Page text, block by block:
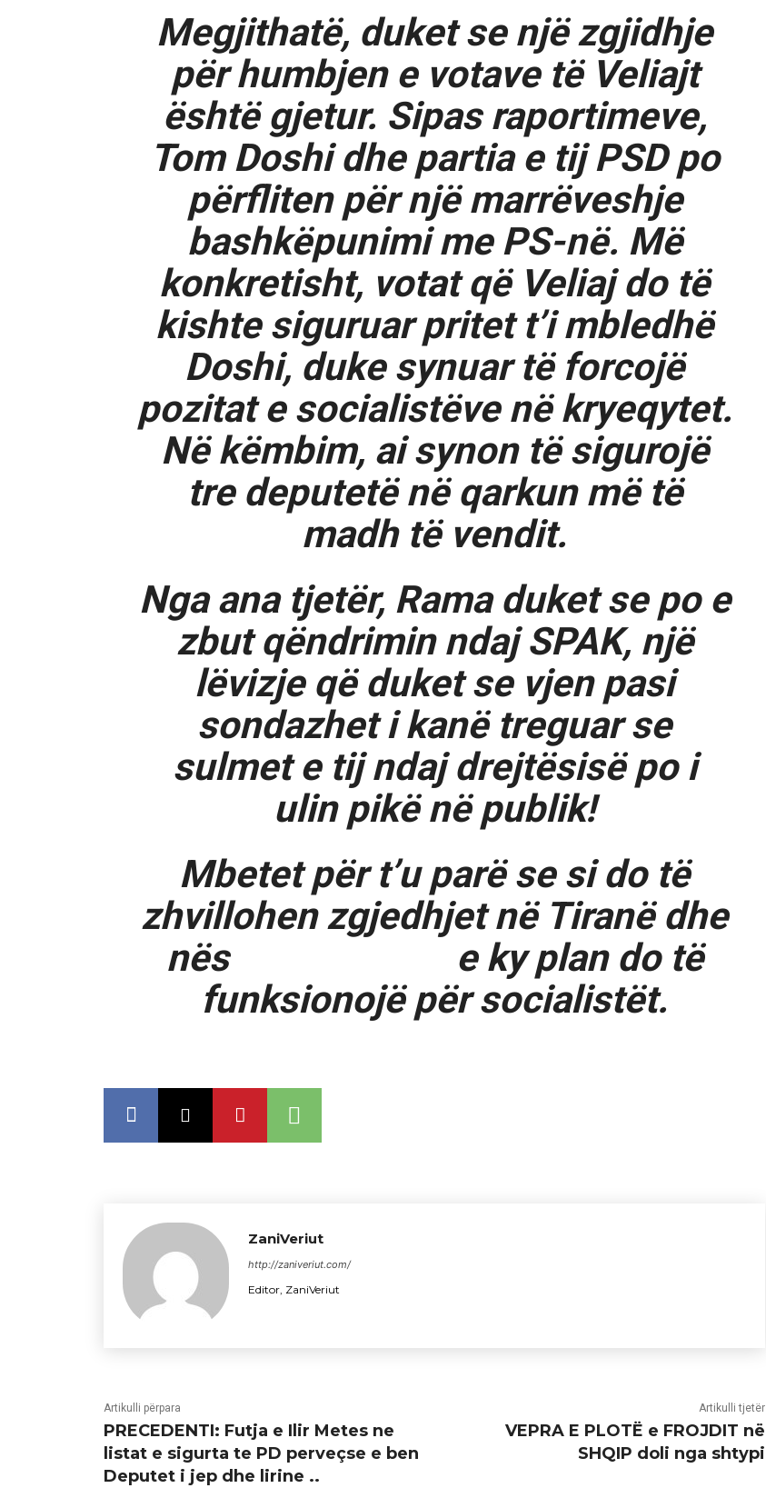
Megjithatë, duket se një zgjidhje
për humbjen e votave të Veliajt
është gjetur. Sipas raportimeve,
Tom Doshi dhe partia e tij PSD po
përfliten për një marrëveshje
bashkëpunimi me PS-në. Më
konkretisht, votat që Veliaj do të
kishte siguruar pritet t’i mbledhë
Doshi, duke synuar të forcojë
pozitat e socialistëve në kryeqytet.
Në këmbim, ai synon të sigurojë
tre deputetë në qarkun më të
madh të vendit.
Nga ana tjetër, Rama duket se po e
zbut qëndrimin ndaj SPAK, një
lëvizje që duket se vjen pasi
sondazhet i kanë treguar se
sulmet e tij ndaj drejtësisë po i
ulin pikë në publik!
Mbetet për t’u parë se si do të
zhvillohen zgjedhjet në Tiranë dhe
nës
e ky plan do të
funksionojë për socialistët.
ZaniVeriut
http://zaniveriut.com/
Editor, ZaniVeriut
Artikulli përpara
PRECEDENTI: Futja e Ilir Metes ne
listat e sigurta te PD perveçse e ben
Deputet i jep dhe lirine ..
Artikulli tjetër
VEPRA E PLOTË e FROJDIT në
SHQIP doli nga shtypi